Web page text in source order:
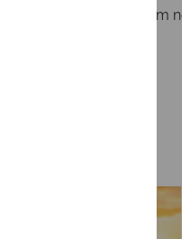
prognozēm